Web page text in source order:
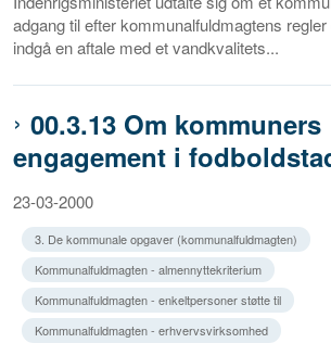
adgang til efter kommunalfuldmagtens
indgå en aftale med et vandkvalitets...
00.3.13 Om kommuners
engagement i
23-03-2000
3. De kommunale opgaver (kommunalfuldmagten)
Kommunalfuldmagten - almennyttekriterium
Kommunalfuldmagten - enkeltpersoner støtte til
Kommunalfuldmagten - erhvervsvirksomhed